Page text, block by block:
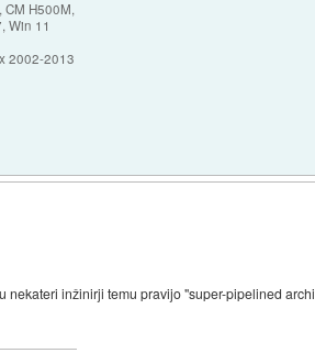
H500M,
Win 11
2002-2013
inžinirji temu pravijo "super-pipelined